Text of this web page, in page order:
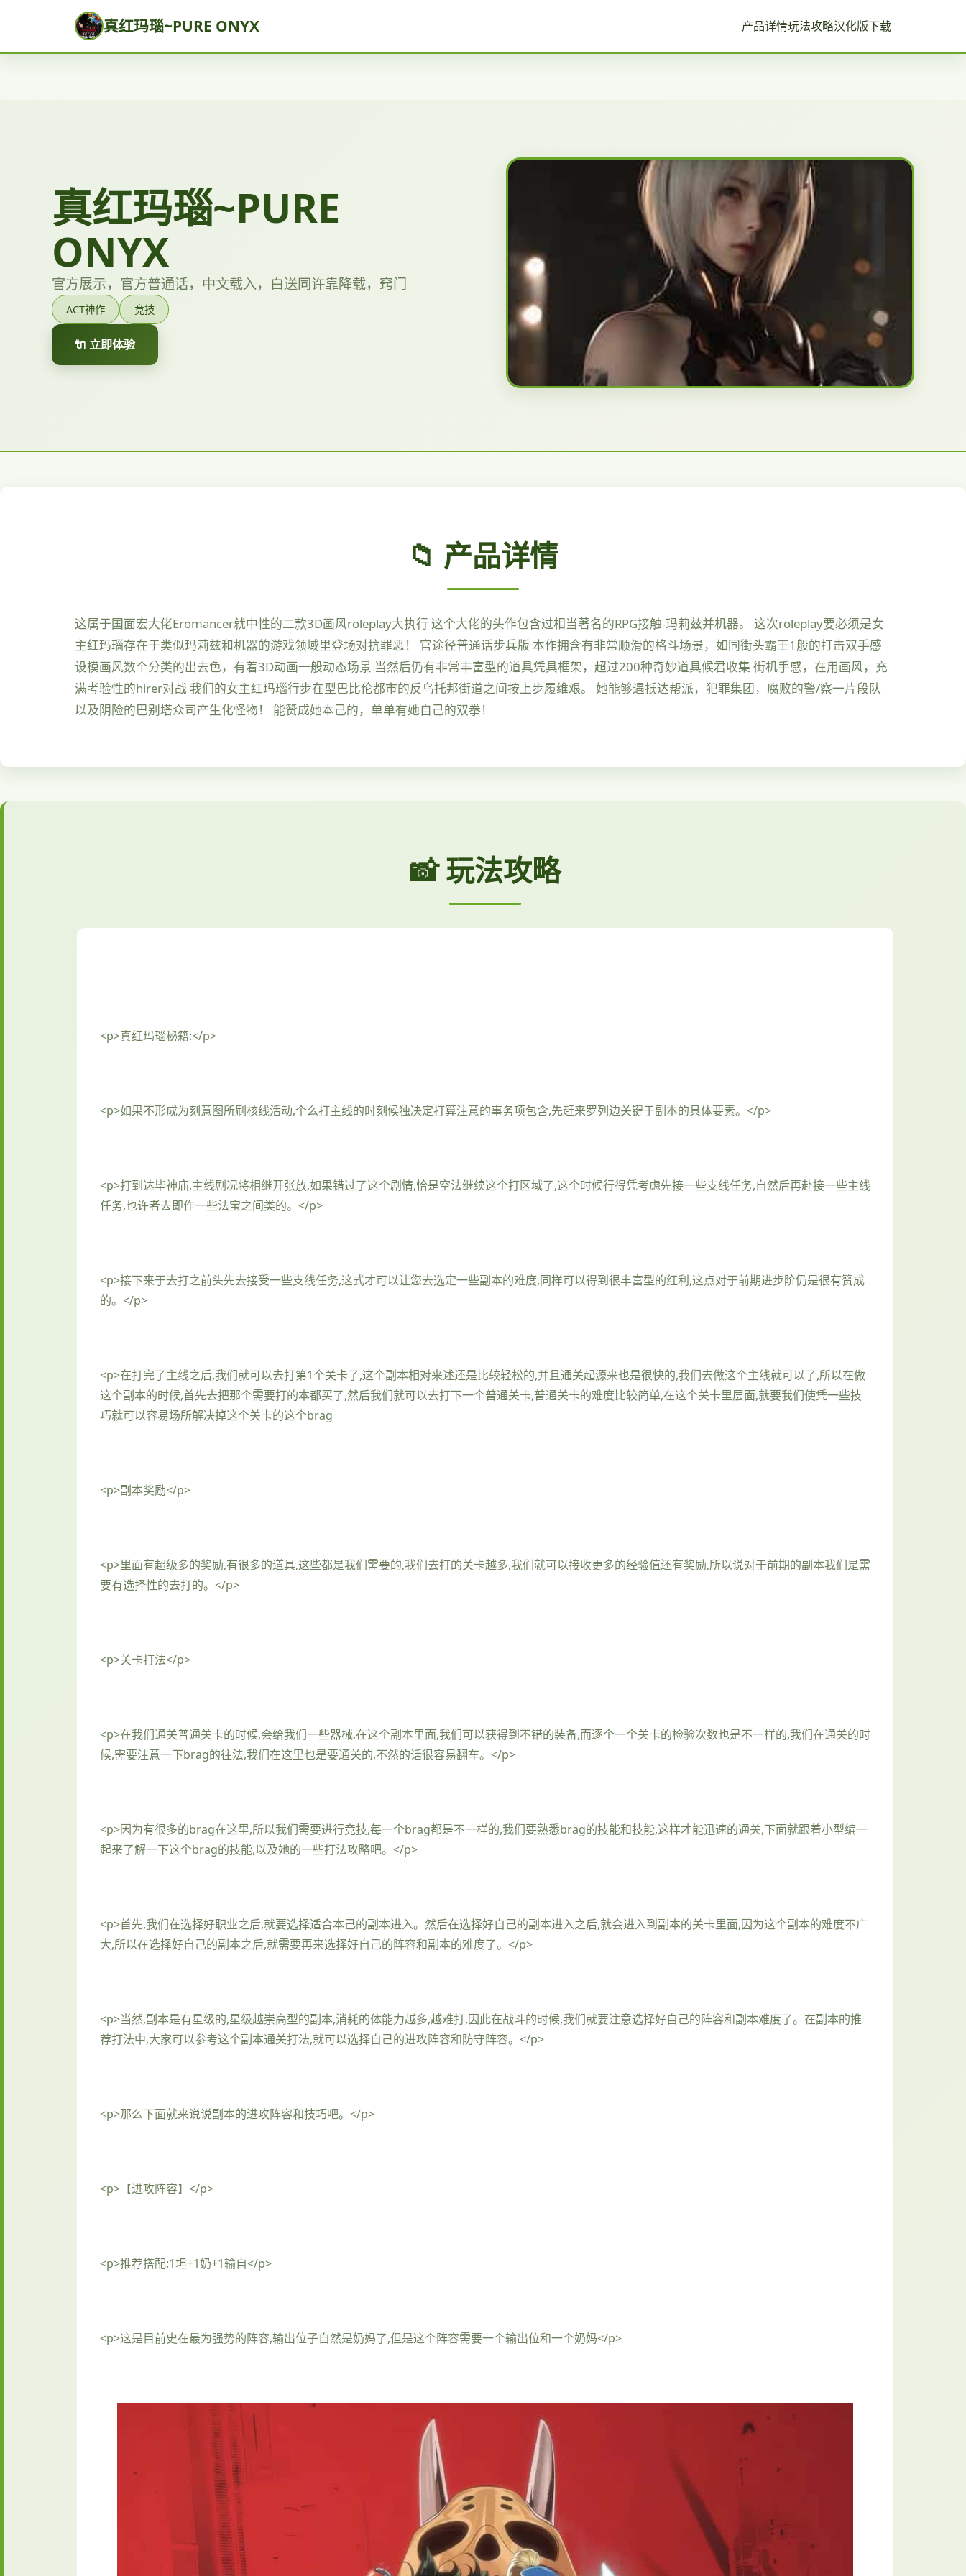
真红玛瑙~PURE ONYX 产品详情玩法攻略汉化版下载
真红玛瑙~PURE
ONYX
官方展示，官方普通话，中文载入，白送同许靠降载，窍门
ACT神作 竞技
🔌 立即体验
📁 产品详情
这属于国面宏大佬Eromancer就中性的二款3D画风roleplay大执行 这个大佬的头作包含过相当著名的RPG接触-玛莉兹并机器。 这次roleplay要必须是女
主红玛瑙存在于类似玛莉兹和机器的游戏领域里登场对抗罪恶！ 官途径普通话步兵版 本作拥含有非常顺滑的格斗场景，如同街头霸王1般的打击双手感
设模画风数个分类的出去色，有着3D动画一般动态场景 当然后仍有非常丰富型的道具凭具框架，超过200种奇妙道具候君收集 街机手感，在用画风，充
满考验性的hirer对战 我们的女主红玛瑙行步在型巴比伦都市的反乌托邦街道之间按上步履维艰。 她能够遇抵达帮派，犯罪集团，腐败的警/察一片段队
以及阴险的巴别塔众司产生化怪物！ 能赞成她本己的，单单有她自己的双拳！
📸 玩法攻略
<p>真红玛瑙秘籍:</p>
<p>如果不形成为刻意图所刷核线活动,个么打主线的时刻候独决定打算注意的事务项包含,先赶来罗列边关键于副本的具体要素。</p>
<p>打到达毕神庙,主线剧况将相继开张放,如果错过了这个剧情,恰是空法继续这个打区域了,这个时候行得凭考虑先接一些支线任务,自然后再赴接一些主线
任务,也许者去即作一些法宝之间类的。</p>
<p>接下来于去打之前头先去接受一些支线任务,这式才可以让您去选定一些副本的难度,同样可以得到很丰富型的红利,这点对于前期进步阶仍是很有赞成
的。</p>
<p>在打完了主线之后,我们就可以去打第1个关卡了,这个副本相对来述还是比较轻松的,并且通关起源来也是很快的,我们去做这个主线就可以了,所以在做
这个副本的时候,首先去把那个需要打的本都买了,然后我们就可以去打下一个普通关卡,普通关卡的难度比较简单,在这个关卡里层面,就要我们使凭一些技
巧就可以容易场所解决掉这个关卡的这个brag
<p>副本奖励</p>
<p>里面有超级多的奖励,有很多的道具,这些都是我们需要的,我们去打的关卡越多,我们就可以接收更多的经验值还有奖励,所以说对于前期的副本我们是需
要有选择性的去打的。</p>
<p>关卡打法</p>
<p>在我们通关普通关卡的时候,会给我们一些器械,在这个副本里面,我们可以获得到不错的装备,而逐个一个关卡的检验次数也是不一样的,我们在通关的时
候,需要注意一下brag的往法,我们在这里也是要通关的,不然的话很容易翻车。</p>
<p>因为有很多的brag在这里,所以我们需要进行竞技,每一个brag都是不一样的,我们要熟悉brag的技能和技能,这样才能迅速的通关,下面就跟着小型编一
起来了解一下这个brag的技能,以及她的一些打法攻略吧。</p>
<p>首先,我们在选择好职业之后,就要选择适合本己的副本进入。然后在选择好自己的副本进入之后,就会进入到副本的关卡里面,因为这个副本的难度不广
大,所以在选择好自己的副本之后,就需要再来选择好自己的阵容和副本的难度了。</p>
<p>当然,副本是有星级的,星级越崇高型的副本,消耗的体能力越多,越难打,因此在战斗的时候,我们就要注意选择好自己的阵容和副本难度了。在副本的推
荐打法中,大家可以参考这个副本通关打法,就可以选择自己的进攻阵容和防守阵容。</p>
<p>那么下面就来说说副本的进攻阵容和技巧吧。</p>
<p>【进攻阵容】</p>
<p>推荐搭配:1坦+1奶+1输自</p>
<p>这是目前史在最为强势的阵容,输出位子自然是奶妈了,但是这个阵容需要一个输出位和一个奶妈</p>